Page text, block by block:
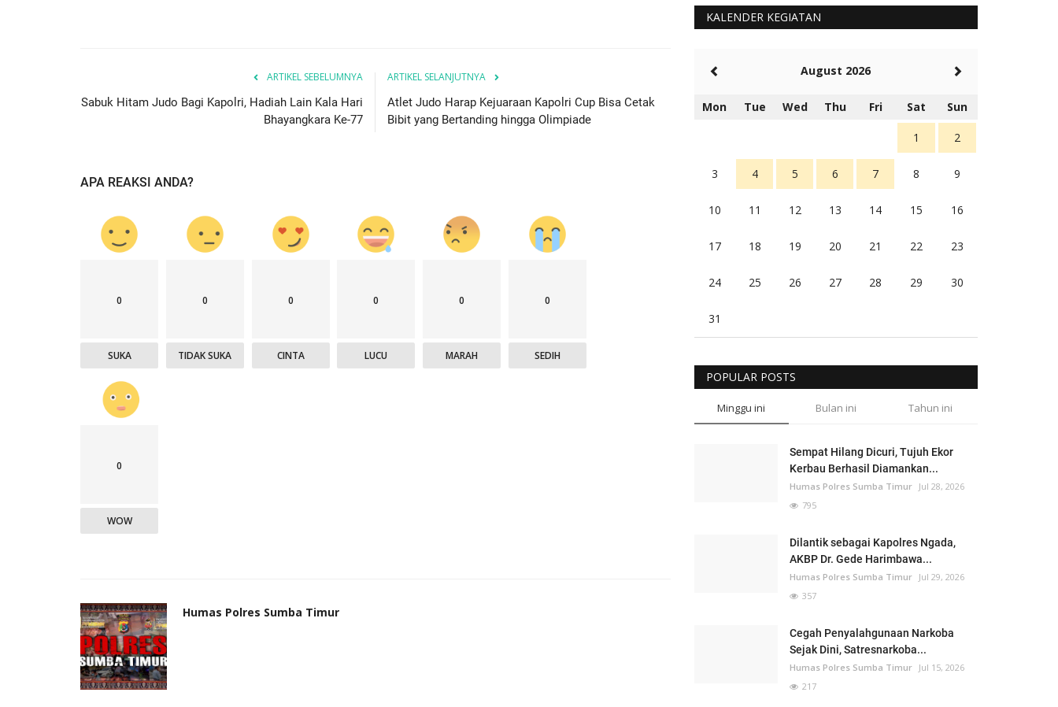
ARTIKEL SEBELUMNYA
Sabuk Hitam Judo Bagi Kapolri, Hadiah Lain Kala Hari
Bhayangkara Ke-77
ARTIKEL SELANJUTNYA
Atlet Judo Harap Kejuaraan Kapolri Cup Bisa Cetak
Bibit yang Bertanding hingga Olimpiade
APA REAKSI ANDA?
0
SUKA
0
TIDAK SUKA
0
CINTA
0
LUCU
0
MARAH
0
SEDIH
0
WOW
Humas Polres Sumba Timur
KALENDER KEGIATAN
August 2026
Mon Tue Wed Thu Fri Sat Sun
1 2
3 4 5 6 7 8 9
10 11 12 13 14 15 16
17 18 19 20 21 22 23
24 25 26 27 28 29 30
31
POPULAR POSTS
Minggu ini Bulan ini Tahun ini
Sempat Hilang Dicuri, Tujuh Ekor
Kerbau Berhasil Diamankan...
Humas Polres Sumba Timur Jul 28, 2026
795
Dilantik sebagai Kapolres Ngada,
AKBP Dr. Gede Harimbawa...
Humas Polres Sumba Timur Jul 29, 2026
357
Cegah Penyalahgunaan Narkoba
Sejak Dini, Satresnarkoba...
Humas Polres Sumba Timur Jul 15, 2026
217